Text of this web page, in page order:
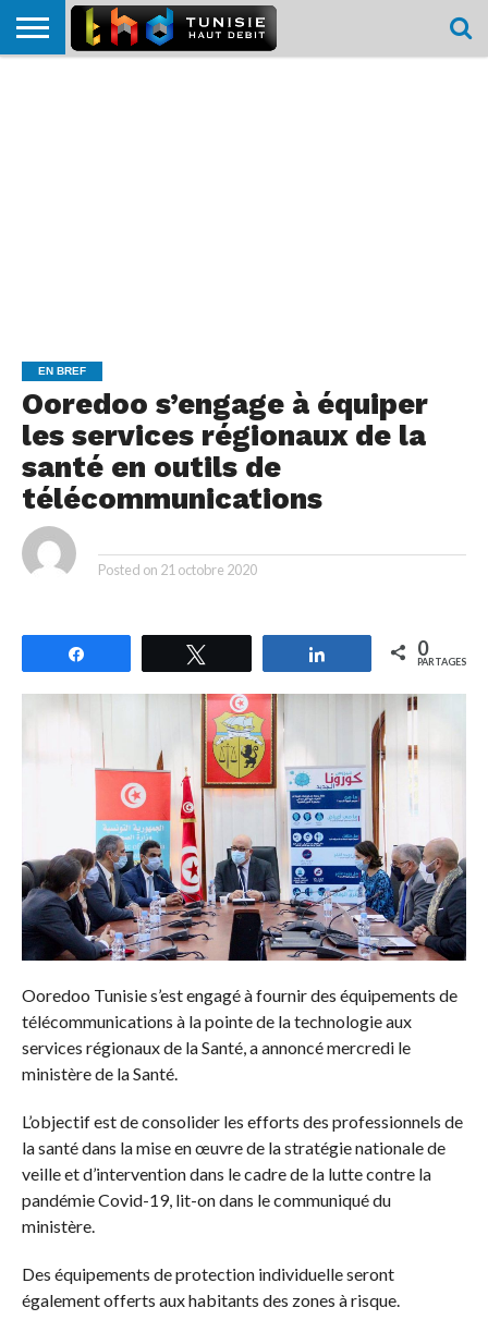
EN BREF
Ooredoo s’engage à équiper
les services régionaux de la
santé en outils de
télécommunications
Posted on 21 octobre 2020
Partagez 0
PARTAGES
Ooredoo Tunisie s’est engagé à fournir des équipements de
télécommunications à la pointe de la technologie aux
services régionaux de la Santé, a annoncé mercredi le
ministère de la Santé.
L’objectif est de consolider les efforts des professionnels de
la santé dans la mise en œuvre de la stratégie nationale de
veille et d’intervention dans le cadre de la lutte contre la
pandémie Covid-19, lit-on dans le communiqué du
ministère.
Des équipements de protection individuelle seront
également offerts aux habitants des zones à risque.